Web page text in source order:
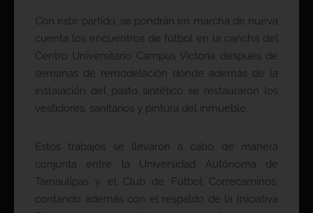
Con este partido, se pondrán en marcha de nueva
cuenta los encuentros de fútbol en la cancha del
Centro Universitario Campus Victoria después de
semanas de remodelación donde además de la
instalación del pasto sintético se restauraron los
vestidores, sanitarios y pintura del inmueble.
Estos trabajos se llevaron a cabo de manera
conjunta entre la Universidad Autónoma de
Tamaulipas y el Club de Fútbol Correcaminos,
contando además con el respaldo de la Iniciativa